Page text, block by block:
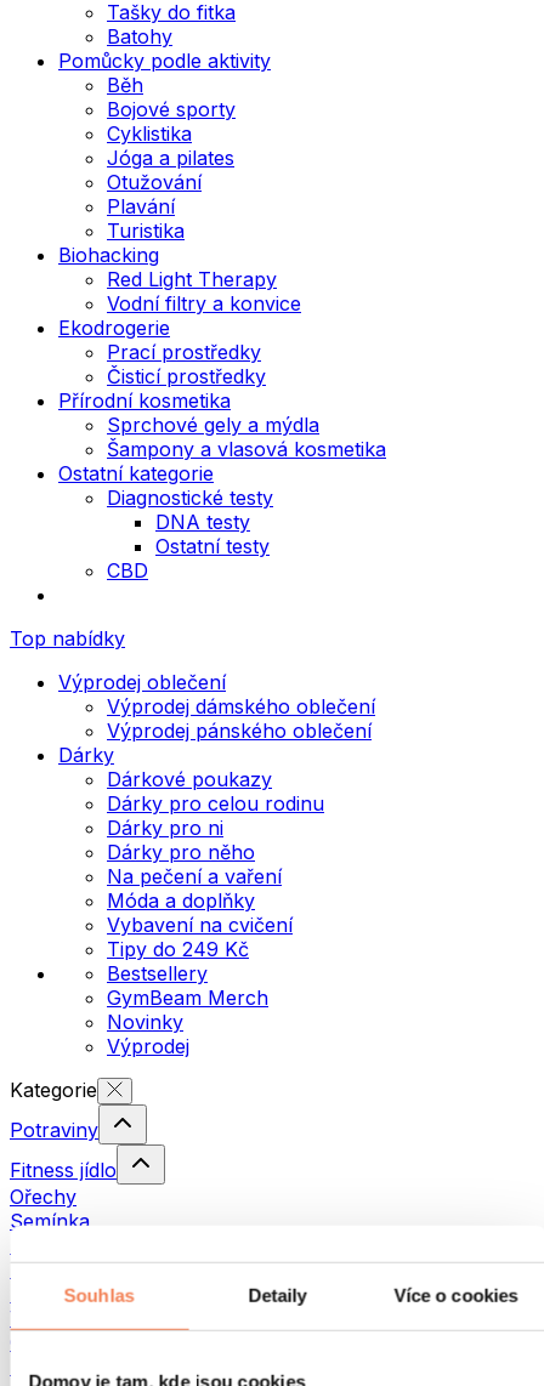
Souhlas Detaily Více o cookies
Domov je tam, kde jsou cookies
Tašky do fitka
Batohy
Pomůcky podle aktivity
Běh
Bojové sporty
Cyklistika
Jóga a pilates
Otužování
Plavání
Turistika
Biohacking
Red Light Therapy
Vodní filtry a konvice
Ekodrogerie
Prací prostředky
Čisticí prostředky
Přírodní kosmetika
Sprchové gely a mýdla
Šampony a vlasová kosmetika
Ostatní kategorie
Diagnostické testy
DNA testy
Ostatní testy
CBD
Top nabídky
Výprodej oblečení
Výprodej dámského oblečení
Výprodej pánského oblečení
Dárky
Dárkové poukazy
Dárky pro celou rodinu
Dárky pro ni
Dárky pro něho
Na pečení a vaření
Móda a doplňky
Vybavení na cvičení
Tipy do 249 Kč
Bestsellery
GymBeam Merch
Novinky
Výprodej
Kategorie
Potraviny
Fitness jídlo
Ořechy
Semínka
Ryby
Hotová jídla
Vajíčka
Chléb a pečivo